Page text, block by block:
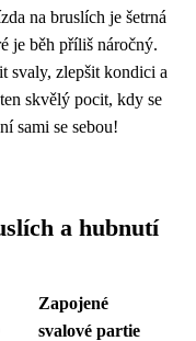
na bruslích je šetrná
je běh příliš náročný.
svaly, zlepšit kondici a
skvělý pocit, kdy se
sami se sebou!
a hubnutí
Zapojené
svalové partie